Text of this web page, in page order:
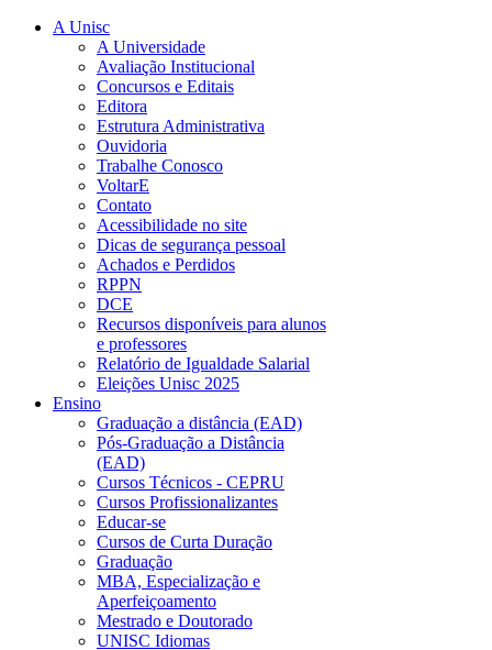
A Unisc
A Universidade
Avaliação Institucional
Concursos e Editais
Editora
Estrutura Administrativa
Ouvidoria
Trabalhe Conosco
VoltarE
Contato
Acessibilidade no site
Dicas de segurança pessoal
Achados e Perdidos
RPPN
DCE
Recursos disponíveis para alunos
e professores
Relatório de Igualdade Salarial
Eleições Unisc 2025
Ensino
Graduação a distância (EAD)
Pós-Graduação a Distância
(EAD)
Cursos Técnicos - CEPRU
Cursos Profissionalizantes
Educar-se
Cursos de Curta Duração
Graduação
MBA, Especialização e
Aperfeiçoamento
Mestrado e Doutorado
UNISC Idiomas